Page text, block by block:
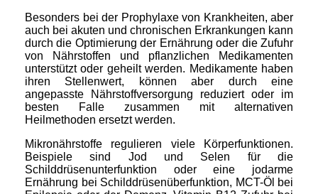
Besonders bei der Prophylaxe von Krankheiten, aber
auch bei akuten und chronischen Erkrankungen kann
durch die Optimierung der Ernährung oder die Zufuhr
von Nährstoffen und pflanzlichen Medikamenten
unterstützt oder geheilt werden. Medikamente haben
ihren Stellenwert, können aber durch eine
angepasste Nährstoffversorgung reduziert oder im
besten Falle zusammen mit alternativen
Heilmethoden ersetzt werden.
Mikronährstoffe regulieren viele Körperfunktionen.
Beispiele sind Jod und Selen für die
Schilddrüsenunterfunktion oder eine jodarme
Ernährung bei Schilddrüsenüberfunktion, MCT-Öl bei